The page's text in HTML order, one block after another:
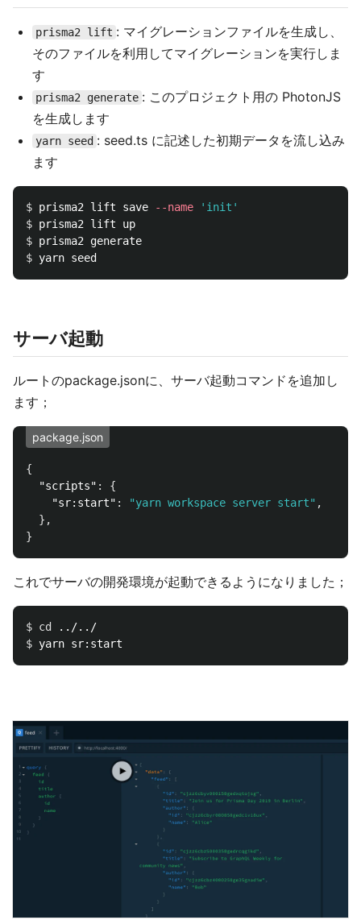
prisma2 lift : マイグレーションファイルを生成し、
そのファイルを利用してマイグレーションを実行しま
す
prisma2 generate : このプロジェクト用の PhotonJS
を生成します
yarn seed : seed.ts に記述した初期データを流し込み
ます
$ prisma2 lift save --name
'init'
$
$
$
サーバ起動
ルートのpackage.jsonに、サーバ起動コマンドを追加し
ます；
package.json
{
"scripts" :
{
"sr:start" : "yarn workspace server start" ,
},
}
これでサーバの開発環境が起動できるようになりました；
$ cd
$